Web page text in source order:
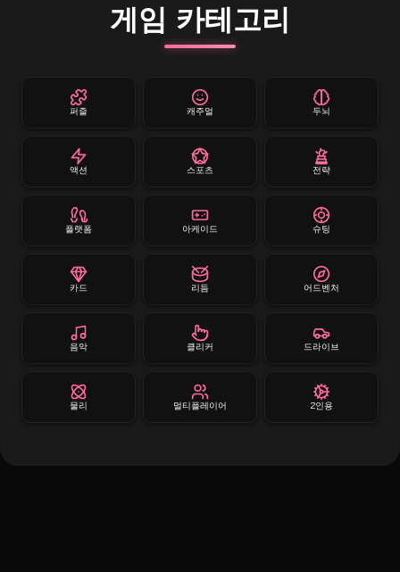
게임 카테고리
퍼즐 캐주얼 두뇌
액션 스포츠 전략
플랫폼 아케이드 슈팅
카드 리듬 어드벤처
음악 클리커 드라이브
물리 멀티플레이어 2인용